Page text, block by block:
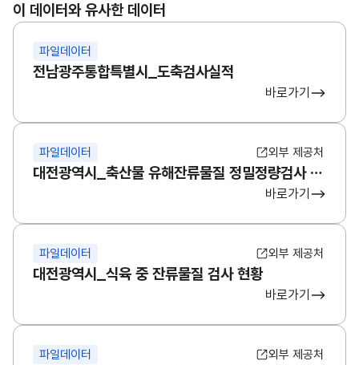
대전광역시_도축검사현황_20230430
대전광역시_도축검사현황_20230228
대전광역시_도축검사현황_20230131
대전광역시_도축검사현황_20221231
이 데이터와 유사한 데이터
파일데이터
전남광주통합특별시_도축검사실적
바로가기
파일데이터 외부 제공처
대전광역시_축산물 유해잔류물질 정밀정량검사 현황
바로가기
파일데이터 외부 제공처
대전광역시_식육 중 잔류물질 검사 현황
바로가기
파일데이터 외부 제공처